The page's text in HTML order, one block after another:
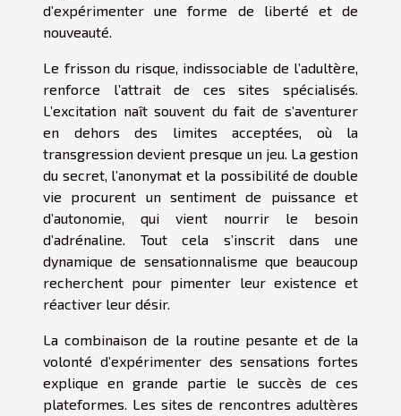
d’expérimenter une forme de liberté et de
nouveauté.
Le frisson du risque, indissociable de l’adultère,
renforce l’attrait de ces sites spécialisés.
L’excitation naît souvent du fait de s’aventurer
en dehors des limites acceptées, où la
transgression devient presque un jeu. La gestion
du secret, l’anonymat et la possibilité de double
vie procurent un sentiment de puissance et
d’autonomie, qui vient nourrir le besoin
d’adrénaline. Tout cela s’inscrit dans une
dynamique de sensationnalisme que beaucoup
recherchent pour pimenter leur existence et
réactiver leur désir.
La combinaison de la routine pesante et de la
volonté d’expérimenter des sensations fortes
explique en grande partie le succès de ces
plateformes. Les sites de rencontres adultères